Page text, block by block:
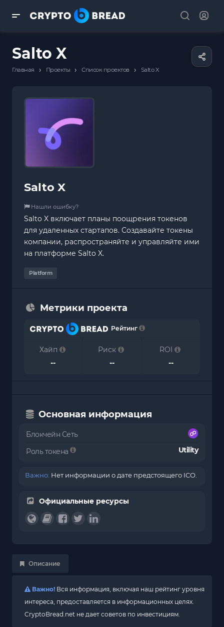
Salto X
Главная › Проекты › Список проектов › Salto X
Salto X
Нашли ошибку?
Salto X включает планы поощрения токенов
для удаленных стартапов. Создавайте токены
компании, распространяйте и управляйте ими
на платформе Salto X.
Platform
Метрики проекта
Рейтинг
Хайп
--
Риск
--
ROI
--
Основная информация
Блокчейн Сеть
Роль токена
Utility
Важно: Нет информации о дате предстоящего ICO.
Официальные ресурсы
Описание
Важно! Вся информация, включая наш рейтинг уровня
интереса, предоставляется в информационных целях.
CryptoBread.net не дает советов по инвестициям.